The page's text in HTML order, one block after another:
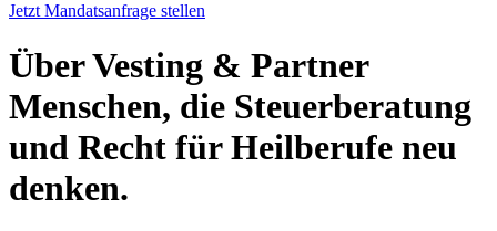
Jetzt Mandatsanfrage stellen
Über Vesting & Partner
Menschen, die Steuerberatung
und Recht für Heilberufe neu
denken.